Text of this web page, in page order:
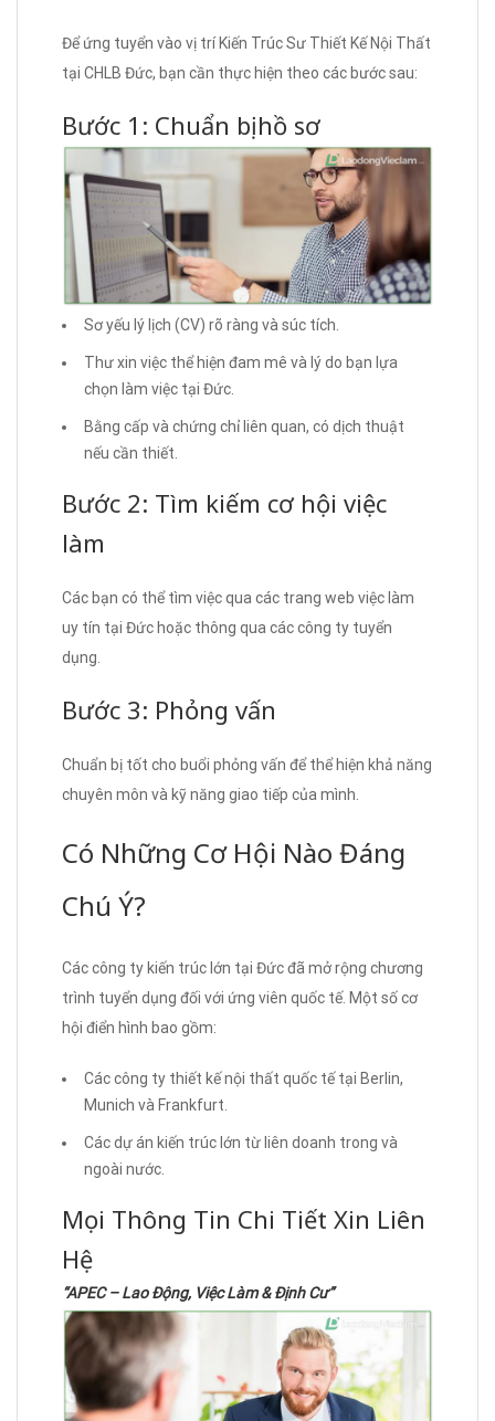
Để ứng tuyển vào vị trí Kiến Trúc Sư Thiết Kế Nội Thất
tại CHLB Đức, bạn cần thực hiện theo các bước sau:
Bước 1: Chuẩn bị hồ sơ
Sơ yếu lý lịch (CV) rõ ràng và súc tích.
Thư xin việc thể hiện đam mê và lý do bạn lựa
chọn làm việc tại Đức.
Bằng cấp và chứng chỉ liên quan, có dịch thuật
nếu cần thiết.
Bước 2: Tìm kiếm cơ hội việc
làm
Các bạn có thể tìm việc qua các trang web việc làm
uy tín tại Đức hoặc thông qua các công ty tuyển
dụng.
Bước 3: Phỏng vấn
Chuẩn bị tốt cho buổi phỏng vấn để thể hiện khả năng
chuyên môn và kỹ năng giao tiếp của mình.
Có Những Cơ Hội Nào Đáng
Chú Ý?
Các công ty kiến trúc lớn tại Đức đã mở rộng chương
trình tuyển dụng đối với ứng viên quốc tế. Một số cơ
hội điển hình bao gồm:
Các công ty thiết kế nội thất quốc tế tại Berlin,
Munich và Frankfurt.
Các dự án kiến trúc lớn từ liên doanh trong và
ngoài nước.
Mọi Thông Tin Chi Tiết Xin Liên
Hệ
“APEC – Lao Động, Việc Làm & Định Cư”